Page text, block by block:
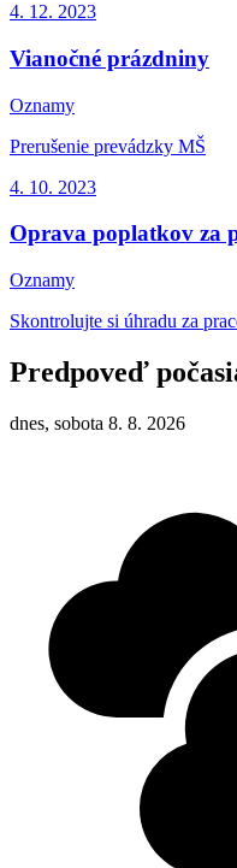
4. 12. 2023
Vianočné prázdniny
Oznamy
Prerušenie prevádzky MŠ
4. 10. 2023
Oprava poplatkov za
Oznamy
Skontrolujte si úhradu za
Predpoveď
dnes, sobota 8. 8. 2026